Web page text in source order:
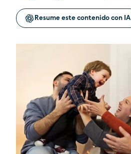
Resume este contenido con IA